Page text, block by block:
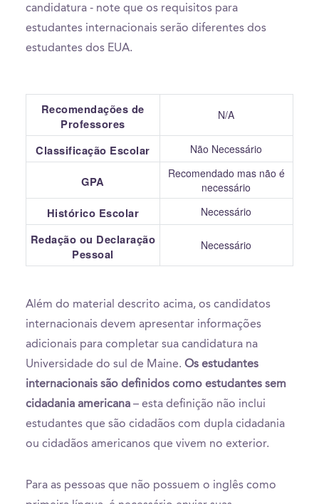
candidatura - note que os requisitos para
estudantes internacionais serão diferentes dos
estudantes dos EUA.
Recomendações de
Professores
N/A
Classificação Escolar Não Necessário
GPA
Recomendado mas não é
necessário
Histórico Escolar Necessário
Redação ou Declaração
Pessoal
Necessário
Além do material descrito acima, os candidatos
internacionais devem apresentar informações
adicionais para completar sua candidatura na
Universidade do sul de Maine. Os estudantes
internacionais são definidos como estudantes sem
cidadania americana – esta definição não inclui
estudantes que são cidadãos com dupla cidadania
ou cidadãos americanos que vivem no exterior.
Para as pessoas que não possuem o inglês como